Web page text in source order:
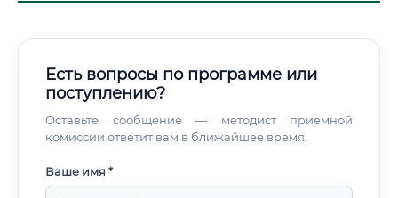
Есть вопросы по программе или
поступлению?
Оставьте сообщение — методист приемной
комиссии ответит вам в ближайшее время.
Ваше имя *